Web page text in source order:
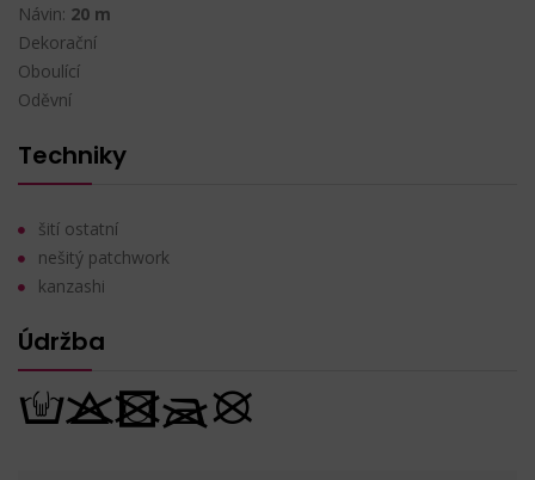
Návin: 20 m
Dekorační
Oboulící
Oděvní
Techniky
šití ostatní
nešitý patchwork
kanzashi
Údržba